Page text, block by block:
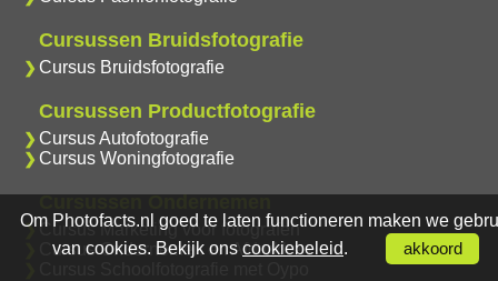
Cursussen Bruidsfotografie
Cursus Bruidsfotografie
Cursussen Productfotografie
Cursus Autofotografie
Cursus Woningfotografie
Cursus Marketing voor fotografen
Cursus Ondernemen en Afdrukken
Om Photofacts.nl goed te laten functioneren maken we
van cookies. Bekijk ons cookiebeleid. akkoord